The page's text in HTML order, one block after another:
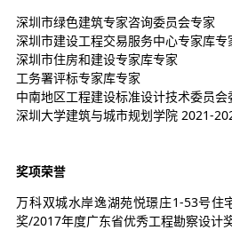
深圳市绿色建筑专家咨询委员会专家
深圳市建设工程交易服务中心专家库专
深圳市住房和建设专家库专家
工务署评标专家库专家
中南地区工程建设标准设计技术委员会
深圳大学建筑与城市规划学院 2021-
奖项荣誉
万科双城水岸逸湖苑悦璟庄1-53号住
奖/2017年度广东省优秀工程勘察设计